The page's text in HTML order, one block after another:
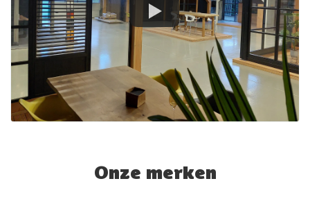
Onze merken